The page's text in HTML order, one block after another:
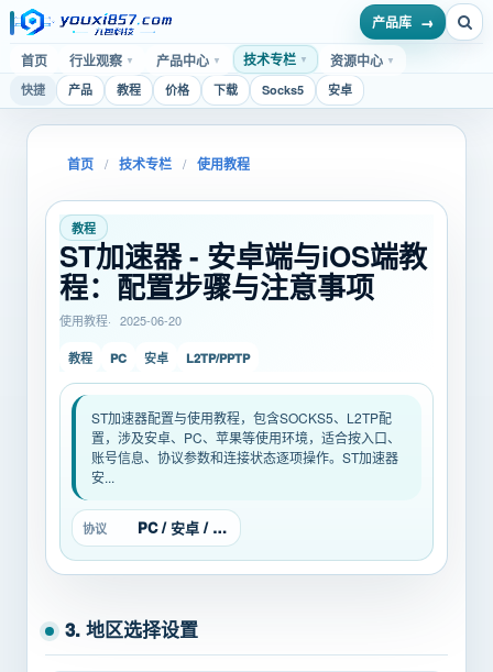
首页 行业观察 ▼ 产品中心 ▼ 技术专栏 ▼ 资源中心 ▼
产品库
快捷 产品 教程 价格 下载 Socks5 安卓
首页 / 技术专栏 / 使用教程
教程
ST加速器 - 安卓端与iOS端教
程：配置步骤与注意事项
使用教程 2025-06-20
教程 PC 安卓 L2TP/PPTP
ST加速器配置与使用教程，包含SOCKS5、L2TP配
置，涉及安卓、PC、苹果等使用环境，适合按入口、
账号信息、协议参数和连接状态逐项操作。ST加速器
安...
协议 PC / 安卓 / L2TP/PPTP
3. 地区选择设置